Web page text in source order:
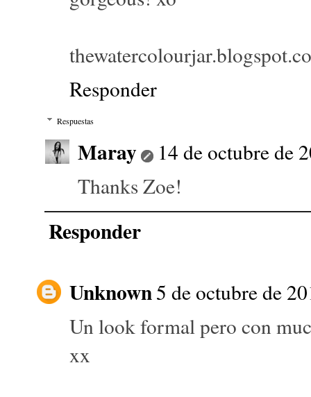
Responder
Respuestas
Maray
14 de octubre de
Thanks Zoe!
Responder
Unknown5 de octubre de
Un look formal pero con
xx